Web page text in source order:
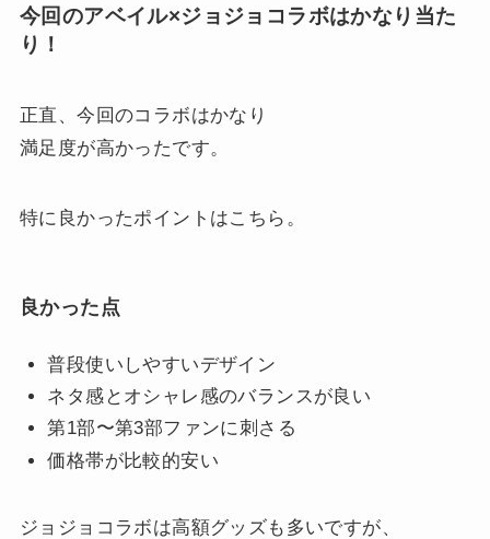
今回のアベイル×ジョジョコラボはかなり当た
り！
正直、今回のコラボはかなり
満足度が高かったです。
特に良かったポイントはこちら。
良かった点
普段使いしやすいデザイン
ネタ感とオシャレ感のバランスが良い
第1部〜第3部ファンに刺さる
価格帯が比較的安い
ジョジョコラボは高額グッズも多いですが、